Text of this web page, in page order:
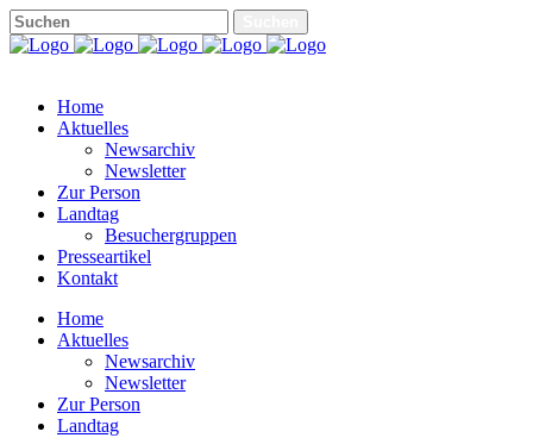
Home
Aktuelles
Newsarchiv
Newsletter
Zur Person
Landtag
Besuchergruppen
Presseartikel
Kontakt
Home
Aktuelles
Newsarchiv
Newsletter
Zur Person
Landtag